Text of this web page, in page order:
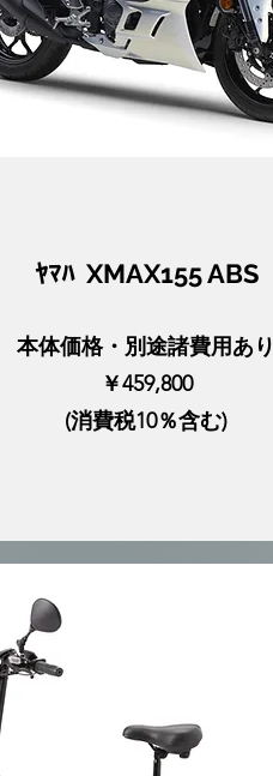
​ﾔﾏﾊ XMAX155 ABS
本体価格・別途諸費用あり
￥459,800
(消費税10％含む)